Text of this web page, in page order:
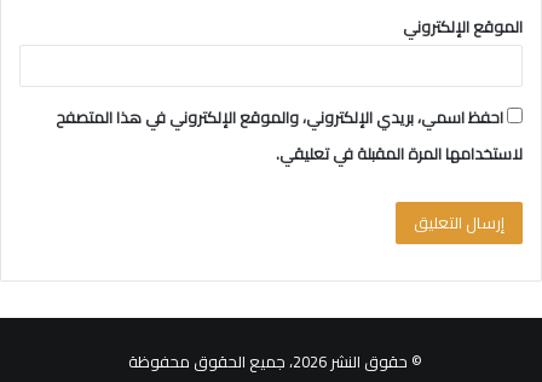
الموقع الإلكتروني
احفظ اسمي، بريدي الإلكتروني، والموقع الإلكتروني في هذا المتصفح
لاستخدامها المرة المقبلة في تعليقي.
© حقوق النشر 2026، جميع الحقوق محفوظة